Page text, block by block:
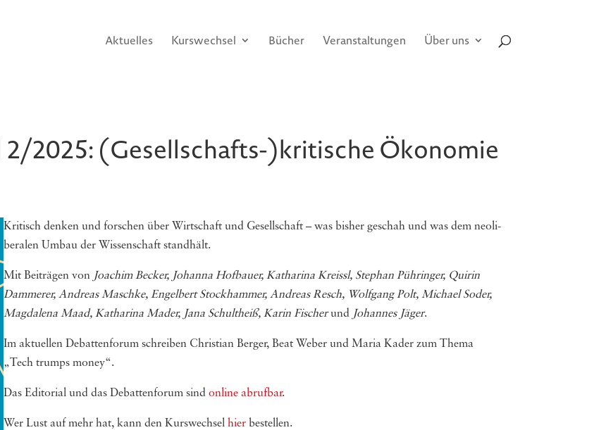
Aktuelles Kurswechsel Bücher Veranstaltungen Über uns
2/2025: (Gesellschafts-)kritische Ökonomie
Kri­tisch den­ken und for­schen über Wirt­schaft und Gesell­schaft – was bis­her geschah und was dem neo­li­
be­ra­len Umbau der Wis­sen­schaft standhält.
Mit Beiträgen von Joachim Becker, Johanna Hofbauer, Katharina Kreissl, Stephan Pühringer, Quirin
Dammerer, Andreas Maschke, Engelbert Stockhammer, Andreas Resch, Wolfgang Polt, Michael Soder,
Magdalena Maad, Katharina Mader, Jana Schultheiß, Karin Fischerund Johannes Jäger.
Im aktu­el­len Debat­ten­fo­rum schrei­ben Christian Berger, Beat Weber und Maria Kader zum Thema
„Tech trumps money“.
Das Edi­to­ri­al und das Debat­ten­fo­rum sindonline abrufbar.
Wer Lust auf mehr hat, kann den Kurs­wech­selhier bestellen.